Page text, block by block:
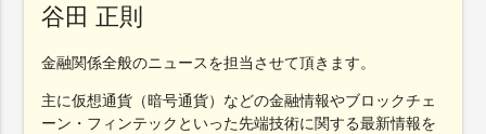
谷田 正則
金融関係全般のニュースを担当させて頂きます。
主に仮想通貨（暗号通貨）などの金融情報やブロックチェ
ーン・フィンテックといった先端技術に関する最新情報を